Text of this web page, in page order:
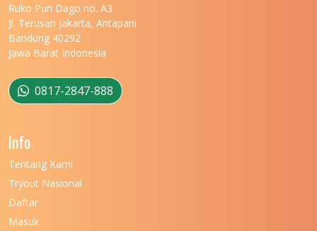
Ruko Puri Dago no. A3
Jl. Terusan Jakarta, Antapani
Bandung 40292
Jawa Barat Indonesia
0817-2847-888
Info
Tentang Kami
Tryout Nasional
Daftar
Masuk